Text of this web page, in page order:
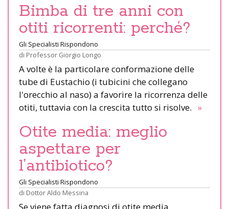
Bimba di tre anni con
otiti ricorrenti: perché?
Gli Specialisti Rispondono
di Professor Giorgio Longo
A volte è la particolare conformazione delle
tube di Eustachio (i tubicini che collegano
l'orecchio al naso) a favorire la ricorrenza delle
otiti, tuttavia con la crescita tutto si risolve. »
Otite media: meglio
aspettare per
l’antibiotico?
Gli Specialisti Rispondono
di Dottor Aldo Messina